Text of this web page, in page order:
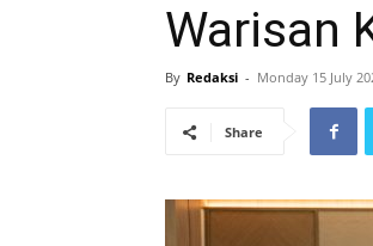
Warisan
By Redaksi - Monday 15 July
Share